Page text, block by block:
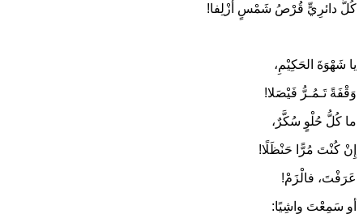
كُلُّ دائرِيٍّ قُرْصُ شَمْسٍ أُزْلِفا!
يا شَهْوَةَ الحَكِيْمِ،
وَقْفَةً تَـمُـرُّ فَيْصَلا!
ما كُلُّ حُلْوٍ سُكَّرٌ،
إِنْ كُنْتَ مُرًّا حَنْظَلًا!
عَرَفْتَ، فالْزَمْ!
أو سَمِعْتَ واشِيًا: